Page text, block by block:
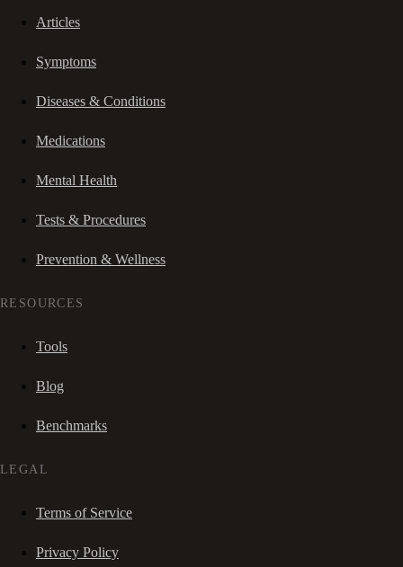
Articles
Symptoms
Diseases & Conditions
Medications
Mental Health
Tests & Procedures
Prevention & Wellness
RESOURCES
Tools
Blog
Benchmarks
LEGAL
Terms of Service
Privacy Policy